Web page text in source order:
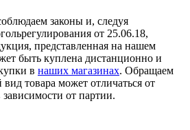
законы и, следуя
от 25.06.18,
представленная на нашем
быть куплена дистанционно и
в наших магазинах. Обращаем
товара может отличаться от
от партии.